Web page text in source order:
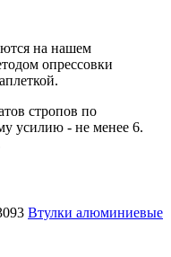
на нашем
опрессовки
стропов по
усилию - не менее 6.
Втулки алюминиевые